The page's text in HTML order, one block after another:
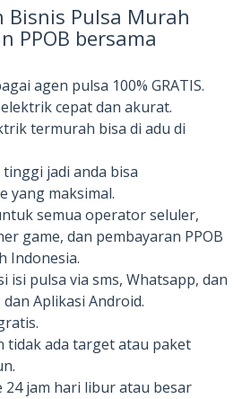
Bisnis Pulsa Murah
PPOB bersama
agen pulsa 100% GRATIS.
cepat dan akurat.
termurah bisa di adu di
tinggi jadi anda bisa
yang maksimal.
semua operator seluler,
game, dan pembayaran PPOB
Indonesia.
isi pulsa via sms, Whatsapp, dan
Aplikasi Android.
tidak ada target atau paket
24 jam hari libur atau besar